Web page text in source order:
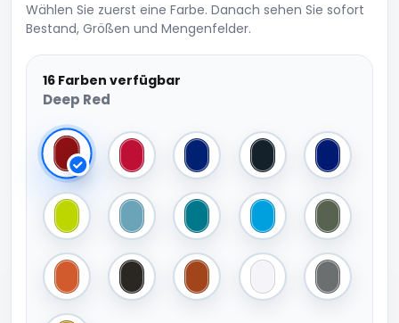
Wählen Sie zuerst eine Farbe. Danach sehen Sie sofort
Bestand, Größen und Mengenfelder.
16 Farben verfügbar
Deep Red
Deep Red Fire Red French NavyGraphite/Anthracite
True Blue
Lime Green Jeans Blue Deep Blue Aqua Blue Army
Cinnamon Black Terra White Anthracite